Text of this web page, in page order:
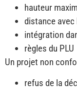
hauteur
distance
intégration
règles du PLU
Un projet non
refus de la